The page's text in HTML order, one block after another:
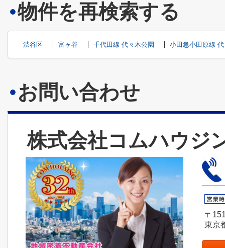
物件を再検索する
渋谷区 富ヶ谷 千代田線 代々木公園 小田急小田原線
お問い合わせ
株式会社コムハウジ
〒
東京